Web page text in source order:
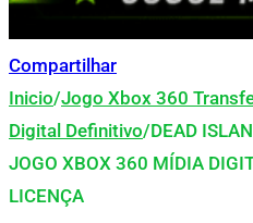
Compartilhar
Inicio/Jogo Xbox 360
Digital Definitivo/DEAD
JOGO XBOX 360 MÍDIA
LICENÇA